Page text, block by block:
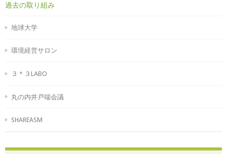
過去の取り組み
地球大学
環境経営サロン
３＊３LABO
丸の内井戸端会議
SHAREASM